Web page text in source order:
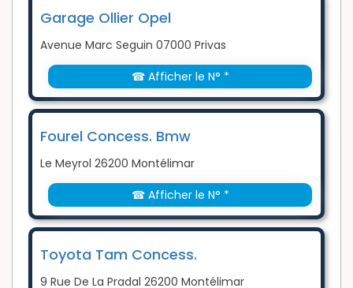
Garage Ollier Opel
Avenue Marc Seguin 07000 Privas
☎ Afficher le N° *
Fourel Concess. Bmw
Le Meyrol 26200 Montélimar
☎ Afficher le N° *
Toyota Tam Concess.
9 Rue De La Pradal 26200 Montélimar